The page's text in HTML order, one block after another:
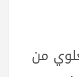
من